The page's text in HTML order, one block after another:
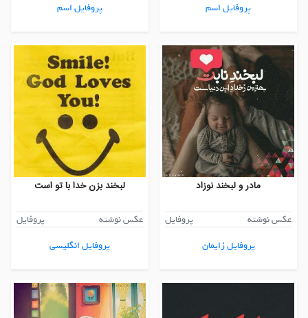
پروفایل اسم
پروفایل اسم
مادر و لبخند نوزاد
عکس نوشته
پروفایل
پروفایل زایمان
لبخند بزن خدا با تو است
عکس نوشته
پروفایل
پروفایل انگلیسی